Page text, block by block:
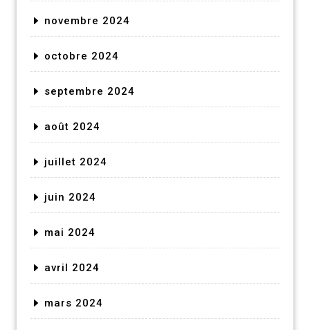
novembre 2024
octobre 2024
septembre 2024
août 2024
juillet 2024
juin 2024
mai 2024
avril 2024
mars 2024